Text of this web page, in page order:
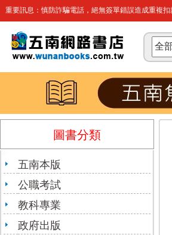
重要訊息：慎防詐騙電話，絕無簽單錯誤造成重複
圖書分類
五南本版
公職考試
教科專業
政府出版